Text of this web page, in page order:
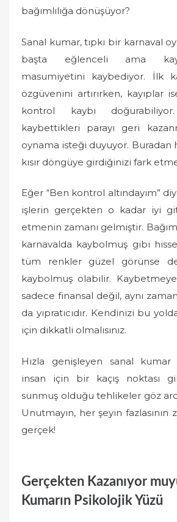
bağımlılığa dönüşüyor?
Sanal kumar, tıpkı bir karnaval
başta eğlenceli ama
masumiyetini kaybediyor. İlk
özgüvenini artırırken, kayıplar
kontrol kaybı
kaybettikleri parayı geri
oynama isteği duyuyor. Buradan
kısır döngüye girdiğinizi fark
Eğer “Ben kontrol altındayım”
işlerin gerçekten o kadar iyi
etmenin zamanı gelmiştir.
karnavalda kaybolmuş gibi
tüm renkler güzel görünse
kaybolmuş olabilir.
sadece finansal değil, aynı
da yıpratıcıdır. Kendinizi bu
için dikkatli olmalısınız.
Hızla genişleyen sanal kumar
insan için bir kaçış noktası
sunmuş olduğu tehlikeler göz
Unutmayın, her şeyin fazlasının
gerçek!
Gerçekten Kazanıyor
Kumarın Psikolojik Yüzü